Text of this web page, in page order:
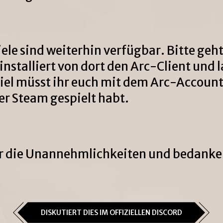
sind weiterhin verfügbar. Bitte
von dort den Arc-Client und
müsst ihr euch mit dem Arc-
Steam gespielt habt.
Unannehmlichkeiten und
DISKUTIERT DIES IM OFFIZIELLEN DISCORD